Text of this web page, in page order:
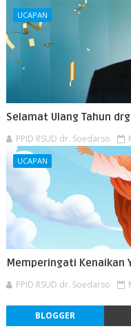
UCAPAN
Selamat Ulang Tahun
PPID RSUD dr. Soedarso
UCAPAN
Memperingati Kenaikan
PPID RSUD dr. Soedarso
BLOGGER